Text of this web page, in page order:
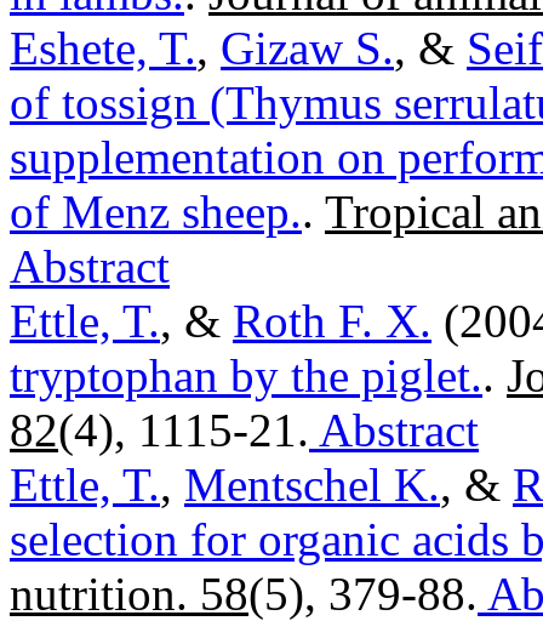
Eshete, T., Gizaw S., &
of tossign (Thymus
supplementation on
of Menz sheep.. Tropical
Abstract
Ettle, T., & Roth F. X.
tryptophan by the piglet..
82(4), 1115-21. Abstract
Ettle, T., Mentschel K., &
selection for organic acids
nutrition. 58(5), 379-88.